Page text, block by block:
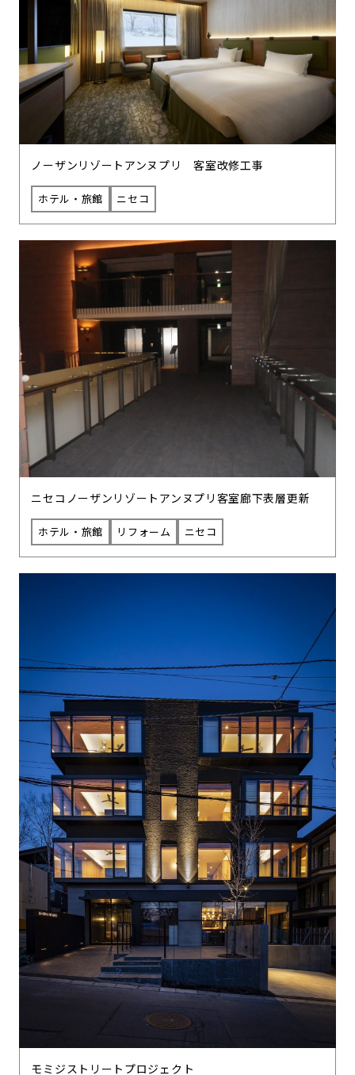
ノーザンリゾートアンヌプリ 客室改修工事
ホテル・旅館 ニセコ
ニセコノーザンリゾートアンヌプリ客室廊下表層更新
ホテル・旅館 リフォーム ニセコ
モミジストリートプロジェクト